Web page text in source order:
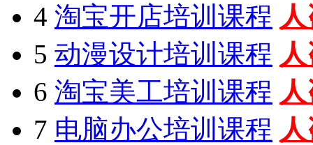
4 淘宝开店培训课程
5 动漫设计培训课程
6 淘宝美工培训课程
7 电脑办公培训课程